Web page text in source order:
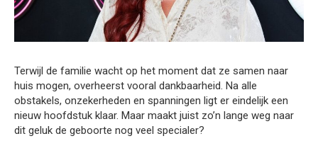
Terwijl de familie wacht op het moment dat ze samen naar
huis mogen, overheerst vooral dankbaarheid. Na alle
obstakels, onzekerheden en spanningen ligt er eindelijk een
nieuw hoofdstuk klaar. Maar maakt juist zo’n lange weg naar
dit geluk de geboorte nog veel specialer?